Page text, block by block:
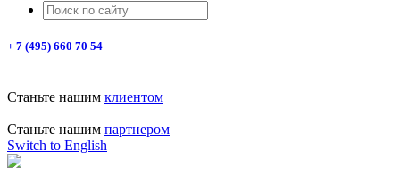
+ 7 (495) 660 70 54
Станьте нашим клиентом
Станьте нашим партнером
Switch to English